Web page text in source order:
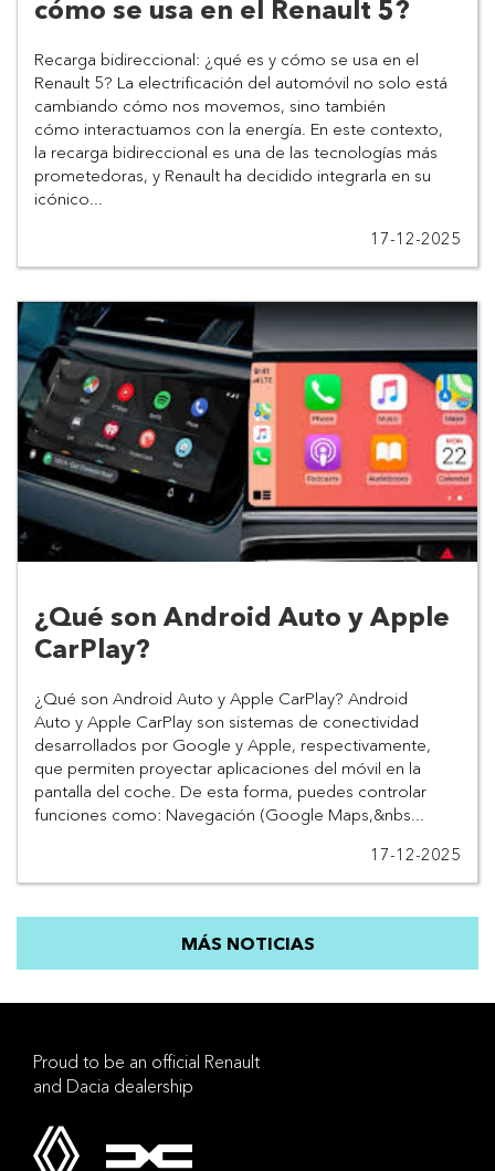
cómo se usa en el Renault 5?
Recarga bidireccional: ¿qué es y cómo se usa en el
Renault 5? La electrificación del automóvil no solo está
cambiando cómo nos movemos, sino también
cómo interactuamos con la energía. En este contexto,
la recarga bidireccional es una de las tecnologías más
prometedoras, y Renault ha decidido integrarla en su
icónico...
17-12-2025
¿Qué son Android Auto y Apple
CarPlay?
¿Qué son Android Auto y Apple CarPlay? Android
Auto y Apple CarPlay son sistemas de conectividad
desarrollados por Google y Apple, respectivamente,
que permiten proyectar aplicaciones del móvil en la
pantalla del coche. De esta forma, puedes controlar
funciones como: Navegación (Google Maps,&nbs...
17-12-2025
MÁS NOTICIAS
Proud to be an official Renault
and Dacia dealership